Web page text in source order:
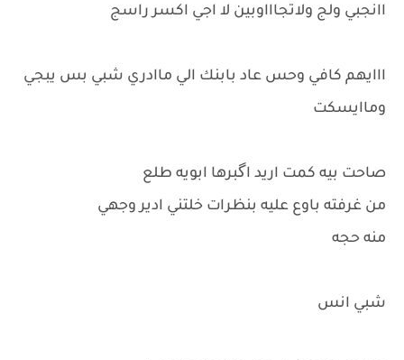
اانجبي ولج ولاتجاااوبين لا اجي اكسر راسج
ااايهم كافي وحس عاد بابنك الي ماادري شبي بس يبجي
وماايسكت
صاحت بيه كمت اريد اگبرها ابويه طلع
من غرفته باوع عليه بنظرات خلتني ادير وجهي
منه حجه
شبي انس